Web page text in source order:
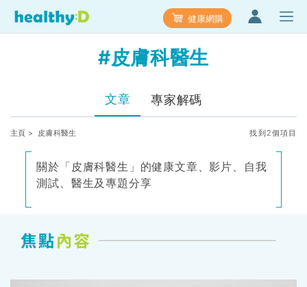
健康網購
#皮膚科醫生
文章 專家解碼
主頁 > 皮膚科醫生 找到2個項目
關於「皮膚科醫生」的健康文章、影片、自我
測試、醫生及專題分享